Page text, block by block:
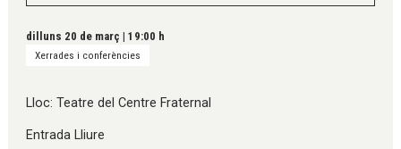
dilluns 20 de març | 19:00 h
Xerrades i conferències
Lloc: Teatre del Centre Fraternal
Entrada Lliure